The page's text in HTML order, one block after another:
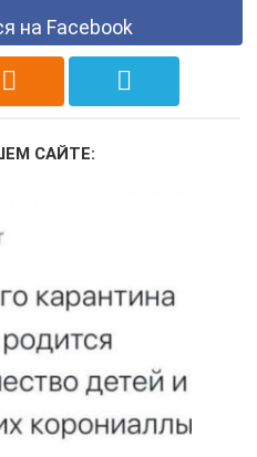
на Facebook
САЙТЕ: